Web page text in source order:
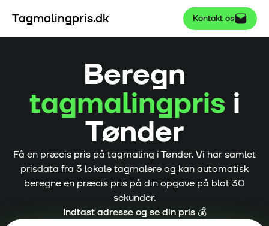
Tagmalingpris.dk Kontakt os
Beregn
tagmalingprisi
Tønder
Få en præcis pris på tagmaling iTønder. Vi har samlet
prisdata fra 3 lokale tagmalere og kan automatisk
beregne en præcis pris på din opgave på blot 30
sekunder.
Indtast adresse og se din pris 💰